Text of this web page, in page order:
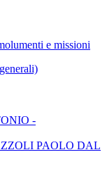
e missioni
-
PAOLO DAL